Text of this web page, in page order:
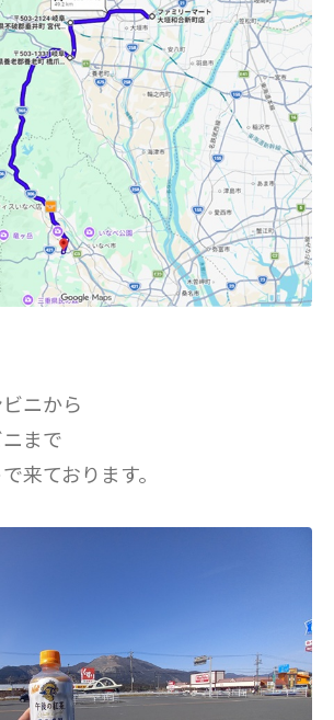
ニから
まで
来ております。